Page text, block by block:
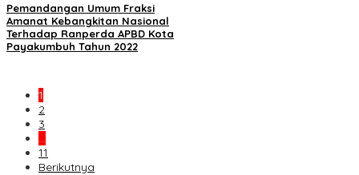
Pemandangan Umum Fraksi
Amanat Kebangkitan Nasional
Terhadap Ranperda APBD Kota
Payakumbuh Tahun 2022
1
2
3
…
11
Berikutnya